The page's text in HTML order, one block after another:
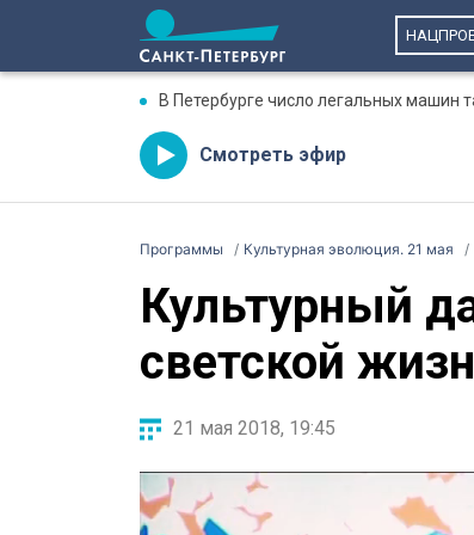
В Петербурге число легальных машин
Смотреть эфир
Программы Культурная эволюция. 21 мая
Культурный
светской
21 мая 2018, 19:45